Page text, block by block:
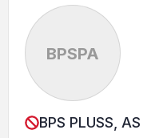
BPSPA
BPS PLUSS, AS